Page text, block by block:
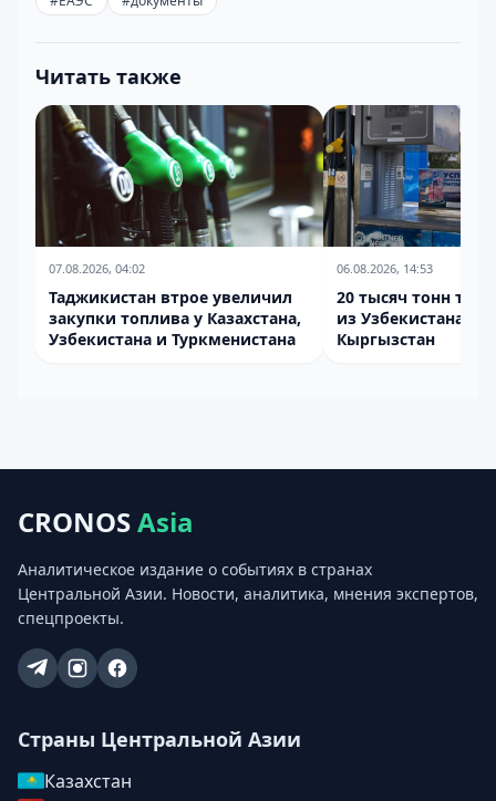
Читать также
07.08.2026, 04:02
Таджикистан втрое увеличил
закупки топлива у Казахстана,
Узбекистана и Туркменистана
06.08.2026, 14:53
20 тысяч тонн
из Узбекистана
Кыргызстан
CRONOSAsia
Аналитическое издание о событиях в странах
Центральной Азии. Новости, аналитика, мнения экспертов,
спецпроекты.
Страны Центральной Азии
Казахстан